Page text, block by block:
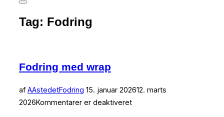
Slå
i
sidekolonne
Tag: Fodring
Fodring med wrap
af AAstedetFodring Udgivet
d.
15. januar 202612. marts
2026Kommentarer er deaktiveret